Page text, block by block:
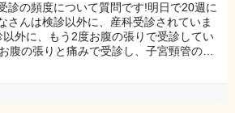
診の頻度について質問です!明日で20週に
さんは検診以外に、産科受診されていま
外に、もう2度お腹の張りで受診してい
腹の張りと痛みで受診し、子宮頸管の…